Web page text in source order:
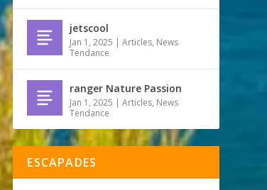
jetscool
Jan 1, 2025 |Articles, News
Tendance
ranger Nature Passion
Jan 1, 2025 |Articles, News
Tendance
ESCAPADES